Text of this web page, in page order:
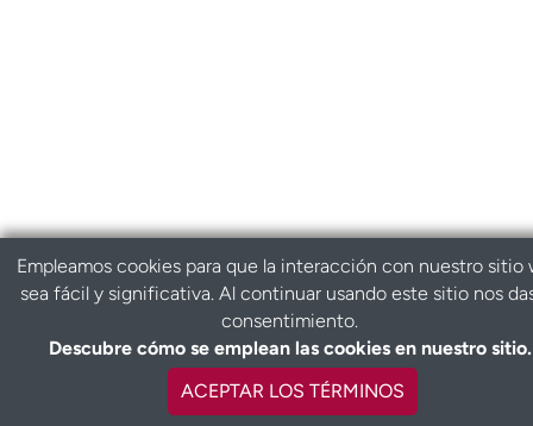
Empleamos cookies para que la interacción con nuestro sitio
sea fácil y significativa. Al continuar usando este sitio nos
consentimiento.
Descubre cómo se emplean las cookies en nuestro sitio.
ACEPTAR LOS TÉRMINOS